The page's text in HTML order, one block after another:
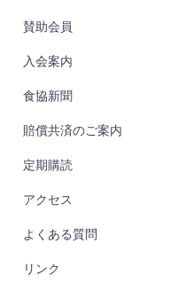
賛助会員
入会案内
食協新聞
賠償共済のご案内
定期購読
アクセス
よくある質問
リンク